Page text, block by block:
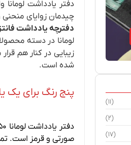
(11)
(2)
(17)
دفتر یادداشت
چیدمان زوایای
دفترچه یادداشت
لومانا در دسته
زیبایی در کنار هم
شده است.
پنج رنگ برای یک
صورتی و قرمز است.